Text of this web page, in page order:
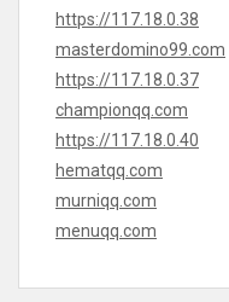
https://117.18.0.38
masterdomino99.com
https://117.18.0.37
championqq.com
https://117.18.0.40
hematqq.com
murniqq.com
menuqq.com